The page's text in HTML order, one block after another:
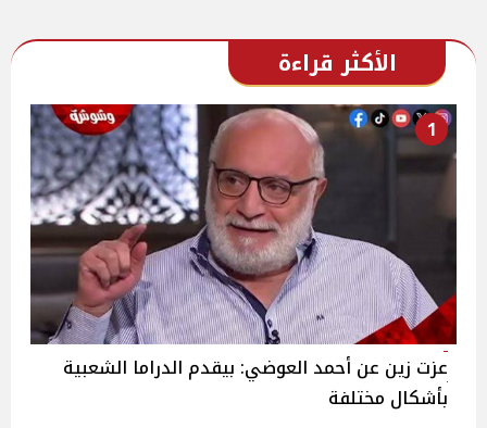
الأكثر قراءة
1
عزت زين عن أحمد العوضي: بيقدم الدراما الشعبية
بأشكال مختلفة